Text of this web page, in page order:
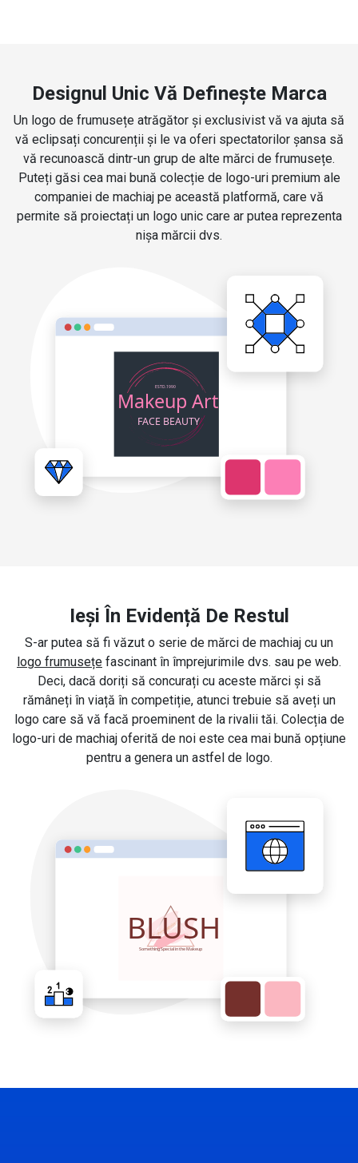
Designul Unic Vă Definește Marca
Un logo de frumusețe atrăgător și exclusivist vă va ajuta să
vă eclipsați concurenții și le va oferi spectatorilor șansa să
vă recunoască dintr-un grup de alte mărci de frumusețe.
Puteți găsi cea mai bună colecție de logo-uri premium ale
companiei de machiaj pe această platformă, care vă
permite să proiectați un logo unic care ar putea reprezenta
nișa mărcii dvs.
Ieși În Evidență De Restul
S-ar putea să fi văzut o serie de mărci de machiaj cu un
logo frumusețe fascinant în împrejurimile dvs. sau pe web.
Deci, dacă doriți să concurați cu aceste mărci și să
rămâneți în viață în competiție, atunci trebuie să aveți un
logo care să vă facă proeminent de la rivalii tăi. Colecția de
logo-uri de machiaj oferită de noi este cea mai bună opțiune
pentru a genera un astfel de logo.